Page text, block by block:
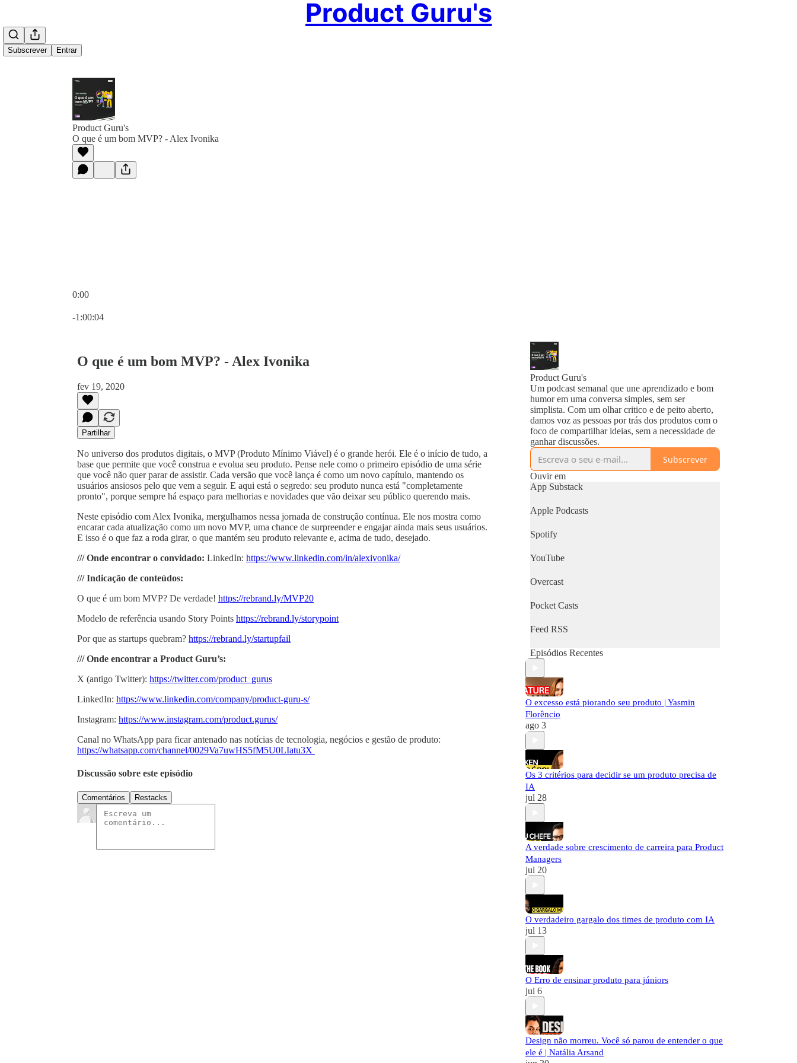
Product Guru's
Subscrever Entrar
Product Guru's
O que é um bom MVP? - Alex Ivonika
0:00
-1:00:04
O que é um bom MVP? - Alex Ivonika
fev 19, 2020
Partilhar
No universo dos produtos digitais, o MVP (Produto Mínimo Viável) é o grande herói. Ele é o início de tudo, a
base que permite que você construa e evolua seu produto. Pense nele como o primeiro episódio de uma série
que você não quer parar de assistir. Cada versão que você lança é como um novo capítulo, mantendo os
usuários ansiosos pelo que vem a seguir. E aqui está o segredo: seu produto nunca está "completamente
pronto", porque sempre há espaço para melhorias e novidades que vão deixar seu público querendo mais.
Neste episódio com Alex Ivonika, mergulhamos nessa jornada de construção contínua. Ele nos mostra como
encarar cada atualização como um novo MVP, uma chance de surpreender e engajar ainda mais seus usuários.
E isso é o que faz a roda girar, o que mantém seu produto relevante e, acima de tudo, desejado.
/// Onde encontrar o convidado: LinkedIn: ⁠https://www.linkedin.com/in/alexivonika/
/// Indicação de conteúdos:
O que é um bom MVP? De verdade! ⁠https://rebrand.ly/MVP20⁠
Modelo de referência usando Story Points ⁠https://rebrand.ly/storypoint⁠
Por que as startups quebram? ⁠https://rebrand.ly/startupfail⁠
/// Onde encontrar a Product Guru’s:
X (antigo Twitter): ⁠ ⁠⁠⁠⁠https://twitter.com/product_gurus⁠⁠⁠⁠⁠
LinkedIn: ⁠ ⁠⁠⁠⁠https://www.linkedin.com/company/product-guru-s/⁠⁠⁠⁠⁠
Instagram: ⁠⁠⁠⁠⁠⁠⁠⁠⁠⁠⁠⁠⁠⁠ ⁠⁠⁠⁠https://www.instagram.com/product.gurus/⁠⁠⁠⁠⁠
Canal no WhatsApp para ficar antenado nas notícias de tecnologia, negócios e gestão de produto:
⁠⁠⁠⁠https://whatsapp.com/channel/0029Va7uwHS5fM5U0LIatu3X ⁠⁠⁠⁠⁠
Discussão sobre este episódio
Comentários Restacks
Product Guru's
Um podcast semanal que une aprendizado e bom
humor em uma conversa simples, sem ser
simplista. Com um olhar critico e de peito aberto,
damos voz as pessoas por trás dos produtos com o
foco de compartilhar ideias, sem a necessidade de
ganhar discussões.
Subscrever
Ouvir em
App Substack
Apple Podcasts
Spotify
YouTube
Overcast
Pocket Casts
Feed RSS
Episódios Recentes
O excesso está piorando seu produto | Yasmin
Florêncio
ago 3
Os 3 critérios para decidir se um produto precisa de
IA
jul 28
A verdade sobre crescimento de carreira para Product
Managers
jul 20
O verdadeiro gargalo dos times de produto com IA
jul 13
O Erro de ensinar produto para júniors
jul 6
Design não morreu. Você só parou de entender o que
ele é | Natália Arsand